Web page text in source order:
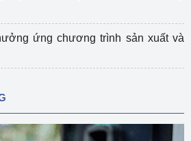
ứng chương trình sản xuất và